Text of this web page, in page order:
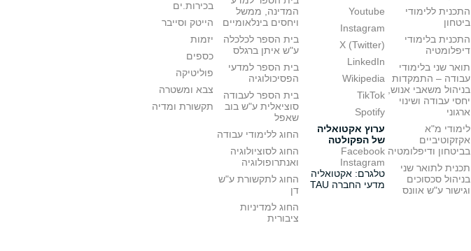
התכנית ללימודי
ביטחון
התכנית בלימודי
דיפלומטיה
תואר שני בלימודי
עבודה – התמקדות
בניהול משאבי אנוש,
יחסי עבודה ושינוי
ארגוני
לימודי מ"א
אקזקוטיביים
בביטחון ודיפלומטיה
תכנית לתואר שני
בניהול סכסוכים
וגישור ע"ש אוונס
Youtube
Instagram
X (Twitter)
LinkedIn
Wikipedia
TikTok
Spotify
ערוץ אקטואליה
של הפקולטה
Facebook
Instagram
טלגרם: אקטואליה
מדעי החברה TAU
המדינה, ממשל
ויחסים בינלאומיים
בית הספר לכלכלה
ע"ש איתן ברגלס
בית הספר למדעי
הפסיכולוגיה
בית הספר לעבודה
סוציאלית ע"ש בוב
שאפל
החוג ללימודי עבודה
החוג לסוציולוגיה
ואנתרופולוגיה
החוג לתקשורת ע"ש
דן
החוג למדיניות
ציבורית
בכירות.ים
הייטק וסייבר
יזמות
כספים
פוליטיקה
צבא ומשטרה
תקשורת ומדיה